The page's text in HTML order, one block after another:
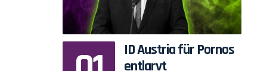
ID Austria für Pornos
entlarvt